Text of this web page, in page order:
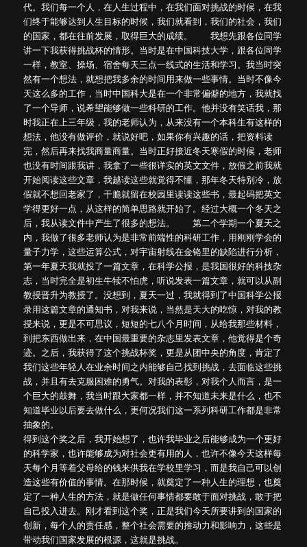
代。我们每一个人，在人生过程中，在我们面对挑战的时候，在我
们终于能够达到人生目标的时候，我们就看到，我们的社会，我们
的国家，都在往前发展，取得巨大的成绩。 我想先跟各位同学
讲一下我获得挑战杯的情形。当时是在中国科技大学，跟各位同学
一样，教室、操场、宿舍每天三点一线式的生活和学习。我当时突
然有一个想法，就想把我多余的时间用来做一些事情。当时不像今
天这么多的工作，当时中国科大是在一个非常偏僻的地方，我就找
了一个导师，说希望能够做一些科研的工作。他并没有笑话我，那
时我正在上三年级，我的老师认为，从来没有一个本科生有这样的
想法，他没有做评价，就说好吧，如果你有兴趣的话，把资料读
完，然后再来找我商量商量。当时正好接近冬天寒假的时候，老师
也没有时间跟我讲，我拿了一些很详实的英文文件，放假之前我就
开始阅读这些文章，我越读这些就觉得不懂，那年冬天特别冷，放
假就不想回老家了，干脆就留在校园里读读这些书，最起码把英文
学得更好一点，从这样的简单思路就开始了。经过大概一个冬天之
后，我从读文件中产生了很多的想法。 第二个学期一个夏天之
内，我做了很多老师认为是非常前端性的科研工作，用刚刚学会的
量子力学，这些运算公式，对宇宙射线在金铬里的缺陷进行分析，
第一年夏天我就投了一篇文章，在科学公报，是我国很好的科技杂
志，当时完全是初生牛犊不怕虎，听说发表一篇文章，就可以从副
教授晋升为教授了。没想到，夏天一过，我就得到了中国科学公报
录用这篇文章的通知书，对我来说，当然是天大的吃惊，对我的教
授来说，更是不可思议，短短的七八个月时间，从给我那些材料，
到把东西做出来，在中国最重要的杂志里发表文章，他觉得是个奇
迹。之后，我获得了这个挑战杯奖，更是从团中央的角度，肯定了
我们这些年轻人在业余时间之内能够自己找到挑战，去面临这些挑
战，并且有去克服困难的勇气。对我的表彰，对我个人而言，是一
个巨大的鼓舞，我当时跟大家都一样，并不知道未来是什么，也不
知道毕业以后要去做什么，更何况我们这一系列科研工作都是非常
抽象的。
得到这个奖之后，我开始想了，也许我毕业之后能够成为一个更好
的科学家，也许能够成为对社会更有用的人，也许不像今天这样每
天每个月等着父母给的钱来供我在学校里学习，而是我自己可以创
造这些有价值的事情。在那时候，就奠定了一种人生的理想，也奠
定了一种人生的方法，就是做任何事情都要敢于面对挑战，敢于把
自己投入进去。刚才看到这个奖，正是我们今天所要讲到的国家的
创新，每个人的责任感，整个社会需要的推动力和影响力，这些是
带动我们国家发展的根源，这就是挑战。